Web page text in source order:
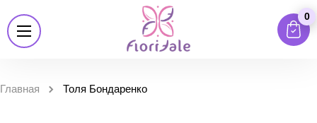
0
Главная Толя Бондаренко